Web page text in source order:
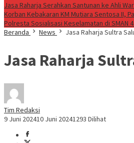
Jasa Raharja Serahkan Santunan ke Ahli
Korban Kebakaran KM Mutiara Sentosa II,
Polresta Sosialisasi Keselamatan di SMAN
Beranda
News Jasa Raharja Sultra
Jasa Raharja
Tim Redaksi
9 Juni 202410 Juni 20241293 Dilihat